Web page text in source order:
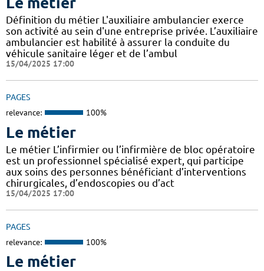
Définition du métier L'auxiliaire ambulancier exerce
son activité au sein d'une entreprise privée. L’auxiliaire
ambulancier est habilité à assurer la conduite du
véhicule sanitaire léger et de l’ambul
15/04/2025 17:00
PAGES
relevance: 100%
Le métier
Le métier L’infirmier ou l’infirmière de bloc opératoire
est un professionnel spécialisé expert, qui participe
aux soins des personnes bénéficiant d’interventions
chirurgicales, d’endoscopies ou d’act
15/04/2025 17:00
PAGES
relevance: 100%
Le métier